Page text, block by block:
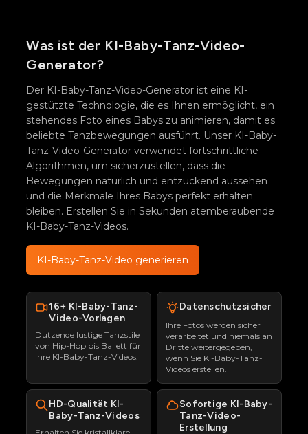
Was ist der KI-Baby-Tanz-Video-
Generator?
Der KI-Baby-Tanz-Video-Generator ist eine KI-
gestützte Technologie, die es Ihnen ermöglicht, ein
stehendes Foto eines Babys zu animieren, damit es
beliebte Tanzbewegungen ausführt. Unser KI-Baby-
Tanz-Video-Generator verwendet fortschrittliche
Algorithmen, um sicherzustellen, dass die
Bewegungen natürlich und entzückend aussehen
und die Merkmale Ihres Babys perfekt erhalten
bleiben. Erstellen Sie in Sekunden atemberaubende
KI-Baby-Tanz-Videos.
KI-Baby-Tanz-Video generieren
16+ KI-Baby-Tanz-
Video-Vorlagen
Dutzende lustige Tanzstile
von Hip-Hop bis Ballett für
Ihre KI-Baby-Tanz-Videos.
Datenschutzsicher
Ihre Fotos werden sicher
verarbeitet und niemals an
Dritte weitergegeben,
wenn Sie KI-Baby-Tanz-
Videos erstellen.
HD-Qualität KI-
Baby-Tanz-Videos
Sofortige KI-Baby-
Tanz-Video-
Erstellung